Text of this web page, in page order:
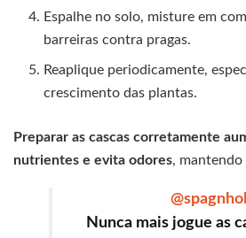
Espalhe no solo, misture em
barreiras contra pragas.
Reaplique periodicamente,
crescimento das plantas.
Preparar as cascas corretamente
nutrientes e evita odores, mantendo
@spagnhol
Nunca mais jogue as